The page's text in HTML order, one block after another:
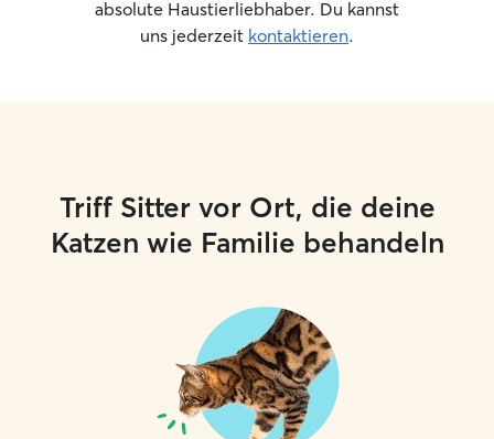
absolute Haustierliebhaber. Du kannst
uns jederzeit kontaktieren.
Triff Sitter vor Ort, die deine
Katzen wie Familie behandeln